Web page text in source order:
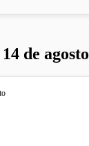
de agosto